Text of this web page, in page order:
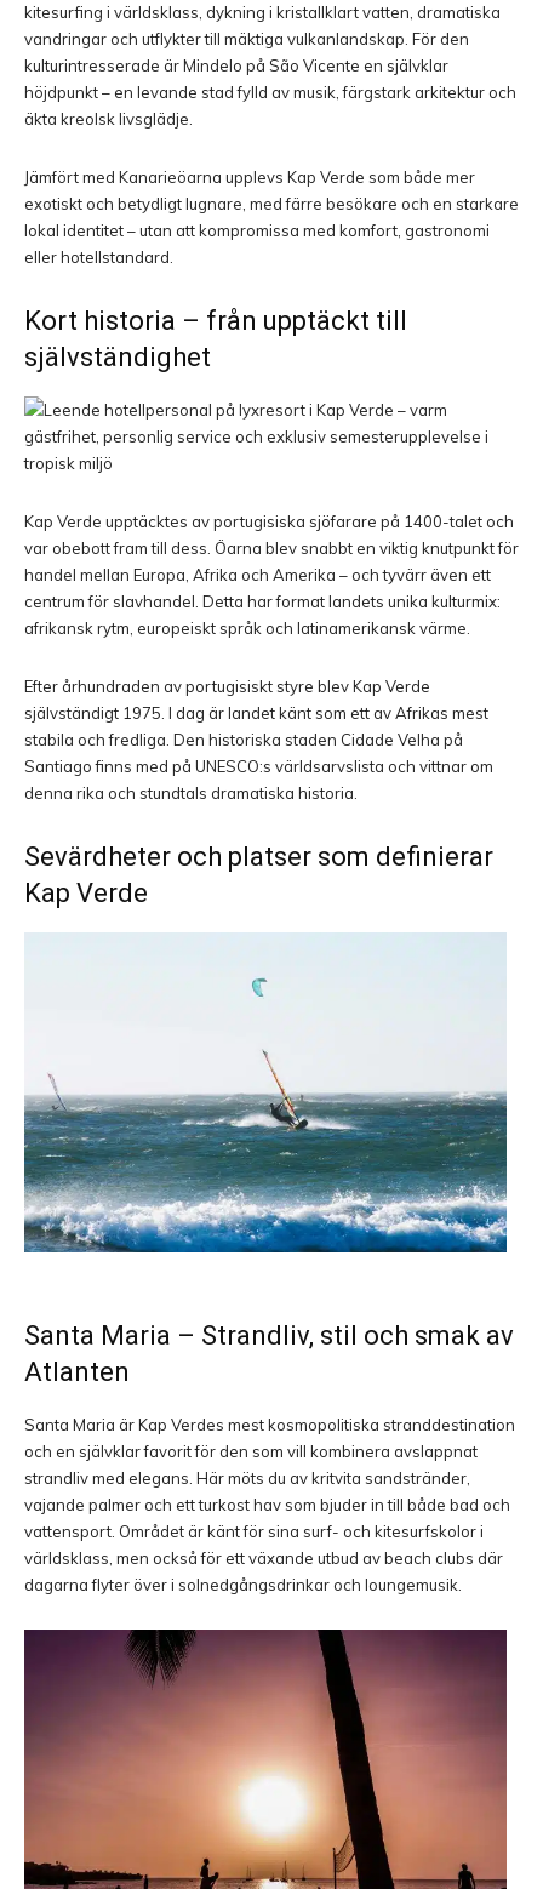
kitesurfing i världsklass, dykning i kristallklart vatten, dramatiska
vandringar och utflykter till mäktiga vulkanlandskap. För den
kulturintresserade är Mindelo på São Vicente en självklar
höjdpunkt – en levande stad fylld av musik, färgstark arkitektur och
äkta kreolsk livsglädje.
Jämfört med Kanarieöarna upplevs Kap Verde som både mer
exotiskt och betydligt lugnare, med färre besökare och en starkare
lokal identitet – utan att kompromissa med komfort, gastronomi
eller hotellstandard.
Kort historia – från upptäckt till
självständighet
Kap Verde upptäcktes av portugisiska sjöfarare på 1400-talet och
var obebott fram till dess. Öarna blev snabbt en viktig knutpunkt för
handel mellan Europa, Afrika och Amerika – och tyvärr även ett
centrum för slavhandel. Detta har format landets unika kulturmix:
afrikansk rytm, europeiskt språk och latinamerikansk värme.
Efter århundraden av portugisiskt styre blev Kap Verde
självständigt 1975. I dag är landet känt som ett av Afrikas mest
stabila och fredliga. Den historiska staden Cidade Velha på
Santiago finns med på UNESCO:s världsarvslista och vittnar om
denna rika och stundtals dramatiska historia.
Sevärdheter och platser som definierar
Kap Verde
Santa Maria – Strandliv, stil och smak av
Atlanten
Santa Maria är Kap Verdes mest kosmopolitiska stranddestination
och en självklar favorit för den som vill kombinera avslappnat
strandliv med elegans. Här möts du av kritvita sandstränder,
vajande palmer och ett turkost hav som bjuder in till både bad och
vattensport. Området är känt för sina surf- och kitesurfskolor i
världsklass, men också för ett växande utbud av beach clubs där
dagarna flyter över i solnedgångsdrinkar och loungemusik.